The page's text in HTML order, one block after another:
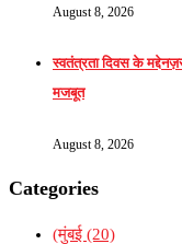
August 8, 2026
स्वतंत्रता दिवस के
मजबूत
August 8, 2026
Categories
(मुंबई (20)